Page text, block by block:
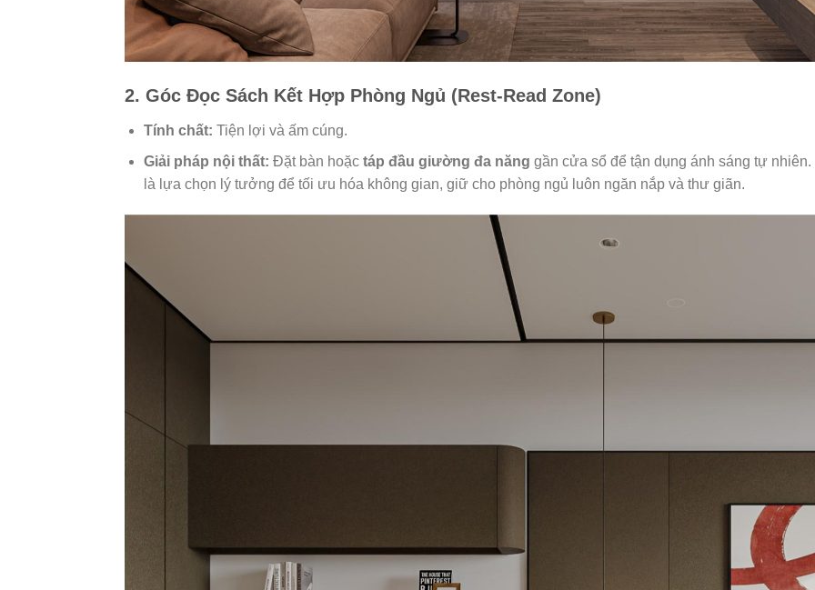
2. Góc Đọc Sách Kết Hợp Phòng Ngủ (Rest-Read Zone)
Tính chất: Tiện lợi và ấm cúng.
Giải pháp nội thất: Đặt bàn hoặc táp đầu giường đa năng gần cửa sổ để tận dụng ánh sáng tự
là lựa chọn lý tưởng để tối ưu hóa không gian, giữ cho phòng ngủ luôn ngăn nắp và thư giãn.